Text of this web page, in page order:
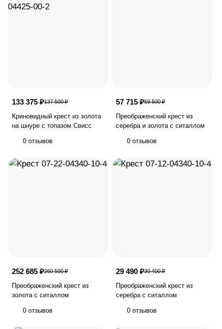
133 375 ₽137 500 ₽
Криновидный крест из золота
на шнуре с топазом Свисс
0 отзывов
57 715 ₽59 500 ₽
Преображенский крест из
серебра и золота с ситаллом
0 отзывов
252 685 ₽260 500 ₽
Преображенский крест из
золота с ситаллом
0 отзывов
29 490 ₽30 400 ₽
Преображенский крест из
серебра с ситаллом
0 отзывов